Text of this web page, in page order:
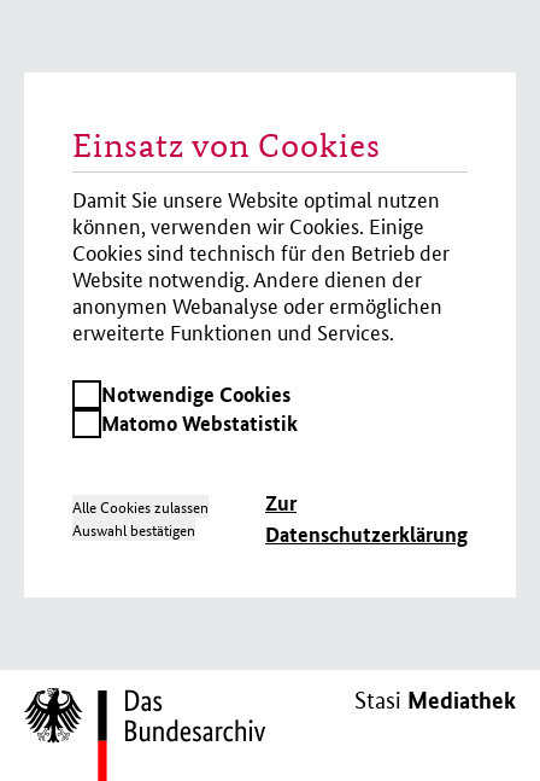
Einsatz von Cookies
Damit Sie unsere Website optimal nutzen
können, verwenden wir Cookies. Einige
Cookies sind technisch für den Betrieb der
Website notwendig. Andere dienen der
anonymen Webanalyse oder ermöglichen
erweiterte Funktionen und Services.
Notwendige
Cookies
Notwendige Cookies
Matomo
Matomo Webstatistik
Alle Cookies zulassen
Auswahl bestätigen
Zur
Datenschutzerklärung
Stasi Mediathek